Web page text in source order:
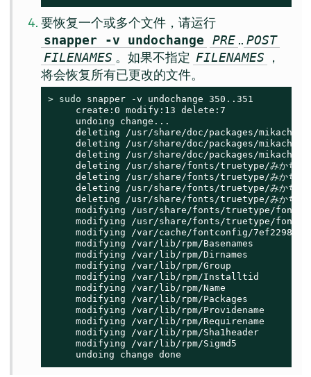
要恢复一个或多个文件，请运行
snapper -v undochange PRE .. POST
FILENAMES 。如果不指定 FILENAMES
，
将会恢复所有已更改的文件。
> sudo snapper -v undochange 350..351
     create:0 modify:13 delete:7
     undoing change...
deleting /usr/share/doc/packages/
deleting /usr/share/doc/packages/
deleting /usr/share/doc/packages/
deleting /usr/share/fonts/truetype/みかちゃ
deleting /usr/share/fonts/truetype/みかちゃ
deleting /usr/share/fonts/truetype/みかちゃ
deleting /usr/share/fonts/truetype/みかちゃ
modifying /usr/share/fonts/truetype/
modifying /usr/share/fonts/truetype/
modifying /var/cache/fontconfig/
     modifying /var/lib/rpm/Basenames
     modifying /var/lib/rpm/Dirnames
     modifying /var/lib/rpm/Group
     modifying /var/lib/rpm/Installtid
     modifying /var/lib/rpm/Name
     modifying /var/lib/rpm/Packages
     modifying /var/lib/rpm/Providename
     modifying /var/lib/rpm/Requirename
     modifying /var/lib/rpm/Sha1header
     modifying /var/lib/rpm/Sigmd5
     undoing change done